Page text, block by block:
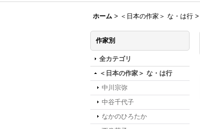
ホーム > ＜日本の作家＞ な・は行 >
作家別
全カテゴリ
＜日本の作家＞ な・は行
中川宗弥
中谷千代子
なかのひろたか